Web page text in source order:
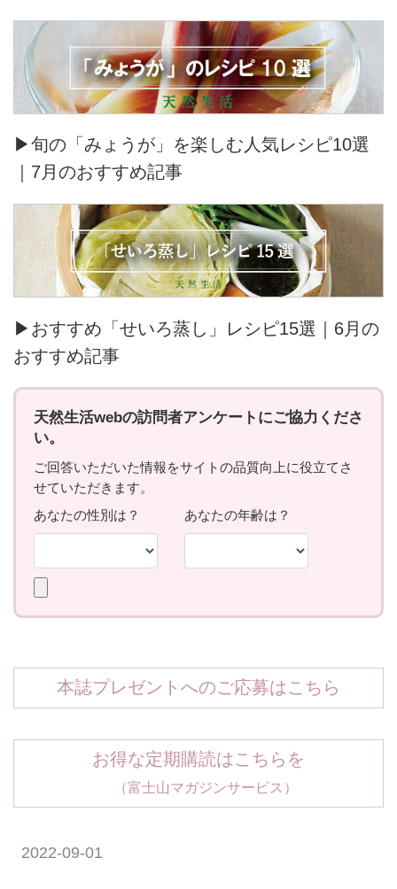
▶旬の「みょうが」を楽しむ人気レシピ10選
｜7月のおすすめ記事
▶おすすめ「せいろ蒸し」レシピ15選｜6月の
おすすめ記事
本誌プレゼントへのご応募はこちら
お得な定期購読はこちらを
（富士山マガジンサービス）
2022-09-01